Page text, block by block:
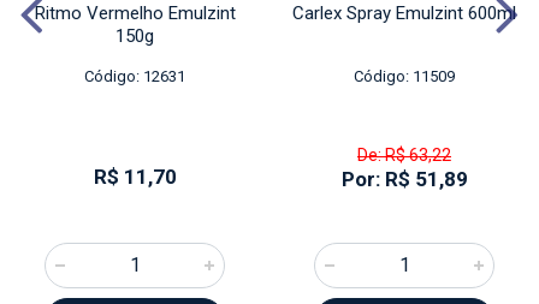
Ritmo Vermelho Emulzint
150g
Código: 12631
R$ 11,70
Carlex Spray Emulzint 600ml
Código: 11509
De: R$ 63,22
Por: R$ 51,89